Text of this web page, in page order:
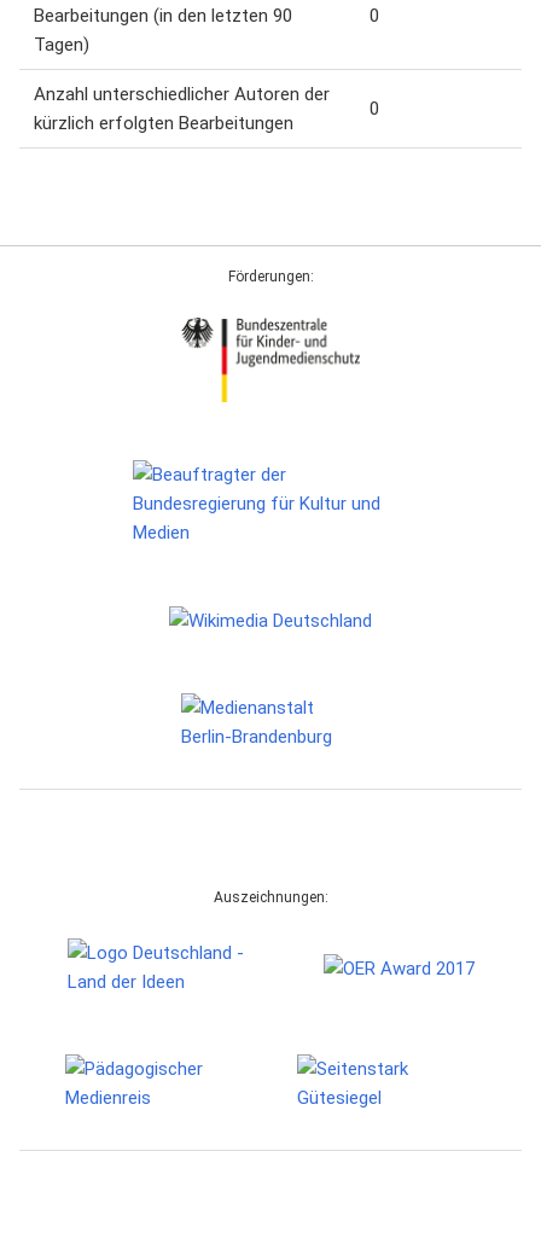
Bearbeitungen (in den letzten 90
Tagen)
0
Anzahl unterschiedlicher Autoren der
kürzlich erfolgten Bearbeitungen
0
Förderungen:
Auszeichnungen: